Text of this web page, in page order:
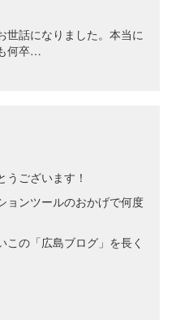
世話になりました。本当に
何卒…
うございます！
ョンツールのおかげで何度
の「広島ブログ」を長く